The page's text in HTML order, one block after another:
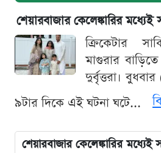
শেয়ারবাজার কেলেঙ্কারির
ক্রিকেটার
মাগুরার
দুর্বৃত্তরা।
৯টার দিকে এই ঘটনা ঘটে...
শেয়ারবাজার কেলেঙ্কারির